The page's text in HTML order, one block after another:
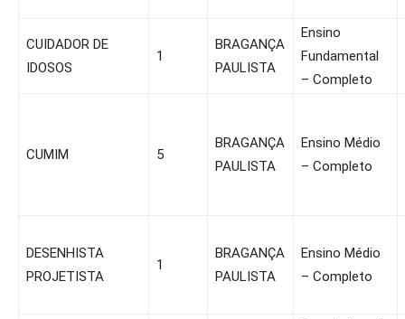
CUIDADOR DE
IDOSOS
1
BRAGANÇA
PAULISTA
Ensino
Fundamental
– Completo
CUMIM 5
BRAGANÇA
PAULISTA
Ensino Médio
– Completo
DESENHISTA
PROJETISTA
1
BRAGANÇA
PAULISTA
Ensino Médio
– Completo